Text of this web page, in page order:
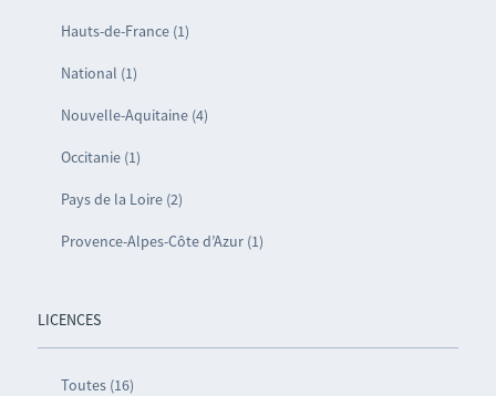
Hauts-de-France (1)
National (1)
Nouvelle-Aquitaine (4)
Occitanie (1)
Pays de la Loire (2)
Provence-Alpes-Côte d’Azur (1)
LICENCES
Toutes (16)